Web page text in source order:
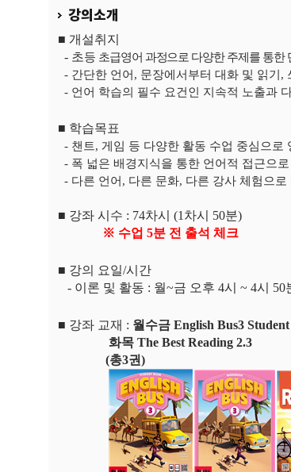
강의소개
■ 개설취지
- 초등 초급영어 과정으로 다양한 주제를 통한
- 간단한 언어, 문장에서부터 대화 및 읽기,
- 언어 학습의 필수 요건인 지속적 노출과
■ 학습목표
- 챈트, 게임 등 다양한 활동 수업 중심으로
- 폭 넓은 배경지식을 통한 언어적 접근으
- 다른 언어, 다른 문화, 다른 강사 체험으
■ 강좌 시수 : 74차시 (1 차시 50분)
※ 수업 5분 전 출석 체크
■ 강의 요일/시간
- 이론 및 활동 : 월~금 오후 4시 ~ 4시 50
■ 강좌 교재 : 월수금 English Bus3
화목 The Best Reading 2.3
(총3권)